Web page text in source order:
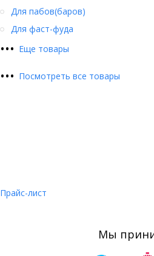
••• Еще товары
Для пабов(баров)
Для фаст-фуда
••• Посмотреть все товары
Прайс-лист
Мы